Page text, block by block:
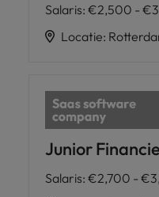
Salaris: €2,500 -
Locatie:
Junior
Salaris: €2,700 -